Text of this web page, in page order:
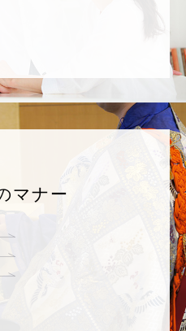
マナー